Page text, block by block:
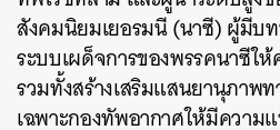
สังคมนิยมเยอรมนี (นาซี) ผู้มีบ
ระบบเผด็จการของพรรคนาซีใ
รวมทั้งสร้างเสริมแสนยานุภาพ
เฉพาะกองทัพอากาศให้มีความ